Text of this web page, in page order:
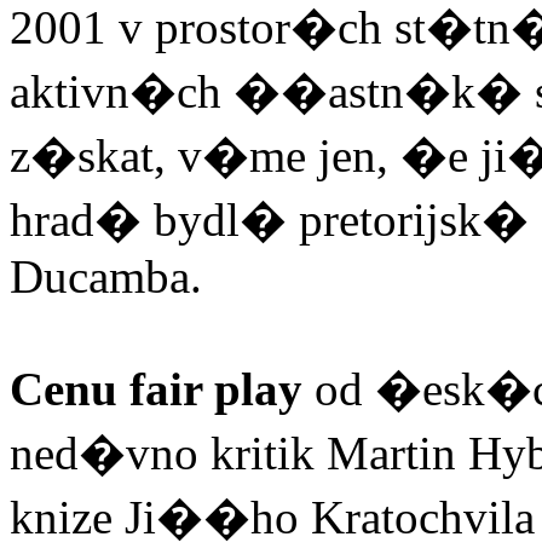
2001 v prostor�ch
aktivn�ch ��astn�k�
z�skat, v�me jen, �e
hrad� bydl�
Ducamba.
Cenu fair play od
ned�vno kritik Martin
knize Ji��ho